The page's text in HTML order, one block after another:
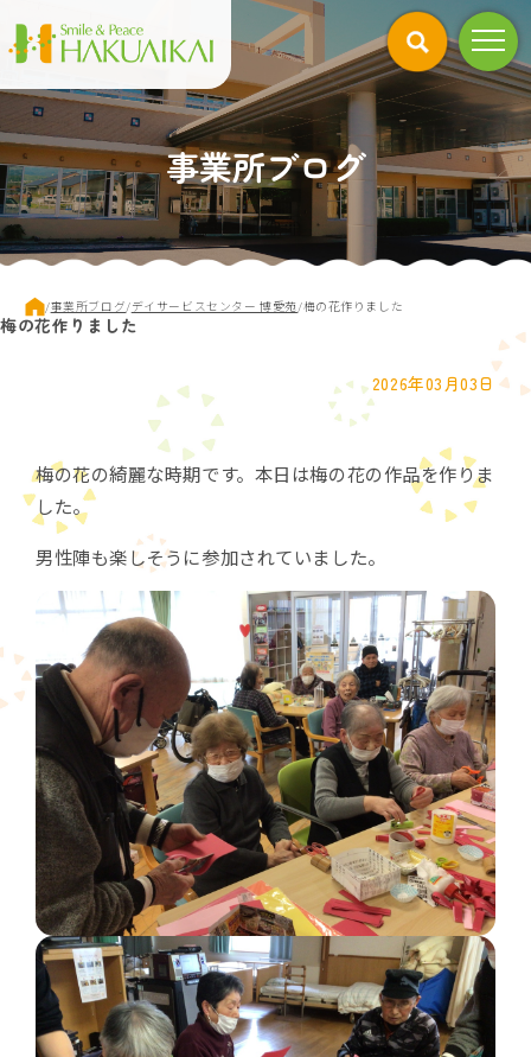
事業所ブログ
現
在
/事業所ブログ/デイサービスセンター 博愛苑/梅の花作りました
梅の花作りました
2026年03月03日
梅の花の綺麗な時期です。本日は梅の花の作品を作りま
した。
男性陣も楽しそうに参加されていました。